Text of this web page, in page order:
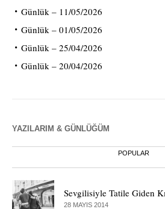
Günlük – 11/05/2026
Günlük – 01/05/2026
Günlük – 25/04/2026
Günlük – 20/04/2026
YAZILARIM & GÜNLÜĞÜM
POPULAR
Sevgilisiyle Tatile Giden
28 MAYIS 2014